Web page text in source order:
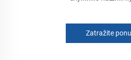
Zatražite